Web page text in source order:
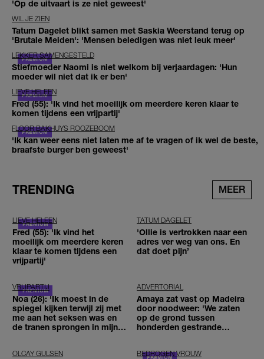
'Op de uitvaart is ze niet geweest'
WIL JE ZIEN
Tatum Dagelet blikt samen met Saskia Weerstand terug op
'Brutale Meiden': 'Mensen beledigen was niet leuk meer'
LEKKER SAMENGESTELD
Stiefmoeder Naomi is niet welkom bij verjaardagen: 'Hun
moeder wil niet dat ik er ben'
LIEVE HELEEN
Fred (55): 'Ik vind het moeilijk om meerdere keren klaar te
komen tijdens een vrijpartij'
FLOOR BAKHUYS ROOZEBOOM
'Ik kan weer eens niet laten me af te vragen of ik wel de beste,
braafste burger ben geweest'
TRENDING MEER
LIEVE HELEEN
Fred (55): 'Ik vind het
moeilijk om meerdere keren
klaar te komen tijdens een
vrijpartij'
TATUM DAGELET
'Ollie is vertrokken naar een
adres ver weg van ons. En
dat doet pijn’
VRIJPARTIJ
Noa (26): 'Ik moest in de
spiegel kijken terwijl zij met
me aan het seksen was en
de tranen sprongen in mijn
ADVERTORIAL
Amaya zat vast op Madeira
door noodweer: 'We zaten
op de grond tussen
honderden gestrande
OLCAY GULSEN BEDROGEN VROUW